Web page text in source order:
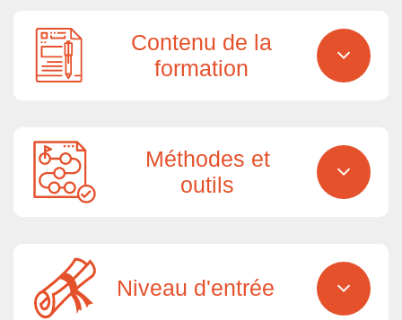
Contenu de la
formation
Méthodes et
outils
Niveau d'entrée